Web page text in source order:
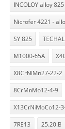
INCOLOY alloy 825
Nicrofer 4221 -
SY 825
M1000-65A
X8CrNiMn27-22-2
8CrMnMo12-4-9
X13CrNiMoCo12-
7RE13 25.20.B